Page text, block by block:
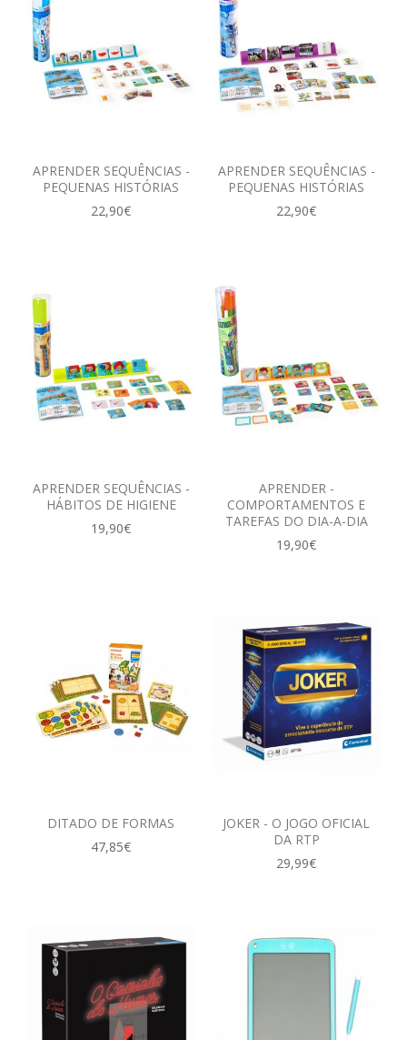
APRENDER SEQUÊNCIAS -
PEQUENAS HISTÓRIAS
22,90€
APRENDER SEQUÊNCIAS -
PEQUENAS HISTÓRIAS
22,90€
APRENDER SEQUÊNCIAS -
HÁBITOS DE HIGIENE
19,90€
APRENDER -
COMPORTAMENTOS E
TAREFAS DO DIA-A-DIA
19,90€
DITADO DE FORMAS
47,85€
JOKER - O JOGO OFICIAL
DA RTP
29,99€